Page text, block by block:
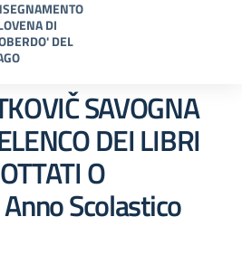
DI
DEL
SAVOGNA
DEI LIBRI
O
Anno Scolastico